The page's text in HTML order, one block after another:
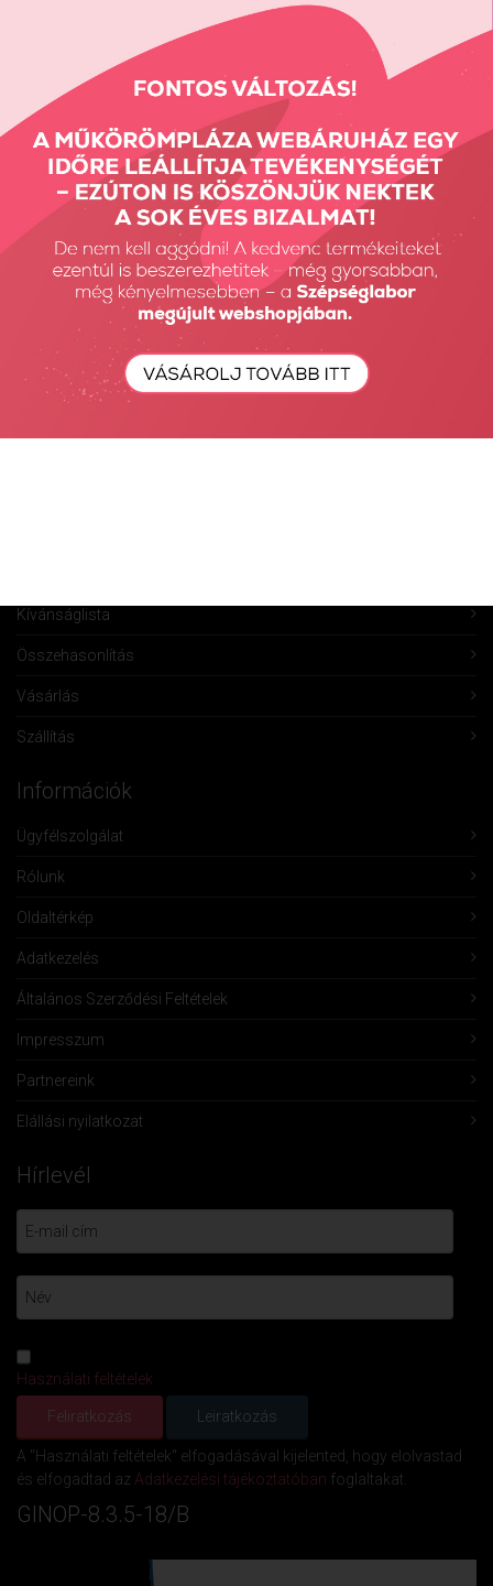
Következő termék
Részletes Kereső
Keresés...
Keresés
Fiók Karbantartás
Kívánságlista
Összehasonlítás
Vásárlás
Szállítás
Információk
Ügyfélszolgálat
Rólunk
Oldaltérkép
Adatkezelés
Általános Szerződési Feltételek
Impresszum
Partnereink
Elállási nyilatkozat
Hírlevél
Használati feltételek
A "Használati feltételek" elfogadásával kijelented, hogy elolvastad
és elfogadtad az Adatkezelési tájékoztatóban foglaltakat.
GINOP-8.3.5-18/B